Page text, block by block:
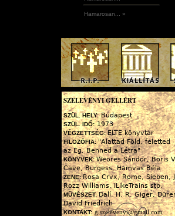
Hamarosan... »
SZELEVÉNYI GELLÉRT
SZÜL. HELY:Budapest
SZÜL. IDŐ: 1973
VÉGZETTSÉG:ELTE könyvtár
FILOZÓFIA:"Alattad Föld, feletted
az Ég, Benned a Létra"
KÖNYVEK:Weöres Sándor, Boris
Cave, Burgess, Hamvas Béla
ZENE:Rosa Crvx, Rome, Sieben,
Rozz Williams, iLikeTrains stb.
MŰVÉSZET:Dalí, H. R. Giger,
David Friedrich
KONTAKT: g.szelevenyi@gmail.com